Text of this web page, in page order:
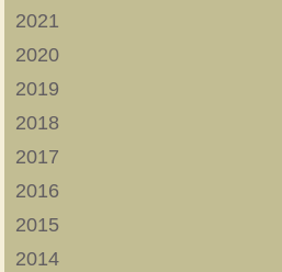
2021
2020
2019
2018
2017
2016
2015
2014